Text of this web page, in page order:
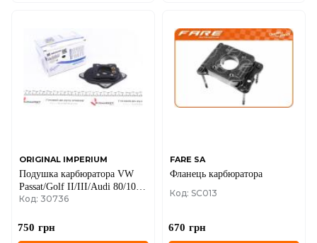
ORIGINAL IMPERIUM
Подушка карбюратора VW
Passat/Golf II/III/Audi 80/100
1.6-2.0 68-02
Код: 30736
750 грн
FARE SA
Фланець карбюратора
Код: SC013
670 грн